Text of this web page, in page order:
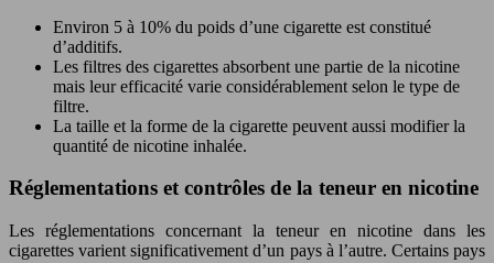
Environ 5 à 10% du poids d’une cigarette est constitué
d’additifs.
Les filtres des cigarettes absorbent une partie de la nicotine
mais leur efficacité varie considérablement selon le type de
filtre.
La taille et la forme de la cigarette peuvent aussi modifier la
quantité de nicotine inhalée.
Réglementations et contrôles de la teneur en nicotine
Les réglementations concernant la teneur en nicotine dans les
cigarettes varient significativement d’un pays à l’autre. Certains pays